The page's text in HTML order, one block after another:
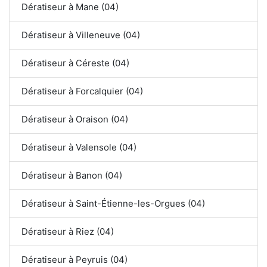
Dératiseur à Mane (04)
Dératiseur à Villeneuve (04)
Dératiseur à Céreste (04)
Dératiseur à Forcalquier (04)
Dératiseur à Oraison (04)
Dératiseur à Valensole (04)
Dératiseur à Banon (04)
Dératiseur à Saint-Étienne-les-Orgues (04)
Dératiseur à Riez (04)
Dératiseur à Peyruis (04)